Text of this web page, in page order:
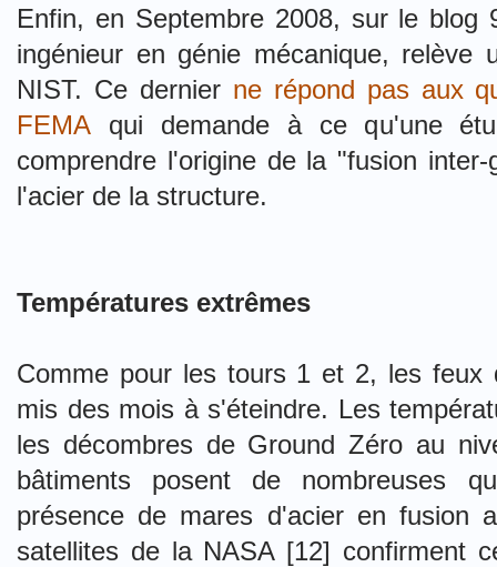
Enfin, en Septembre 2008, sur le blog
ingénieur en génie mécanique, relève
NIST. Ce dernier ne répond pas aux
FEMA qui demande à ce qu'une
comprendre l'origine de la "fusion
l'acier de la structure.
Températures extrêmes
Comme pour les tours 1 et 2, les
mis des mois à s'éteindre. Les
les décombres de Ground Zéro au
bâtiments posent de nombreuses
présence de mares d'acier en fusion
satellites de la NASA [12] confirment